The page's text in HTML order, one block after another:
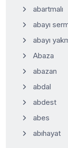
abartmalı
abayı
abayı
Abaza
abazan
abdal
abdest
abes
abıhayat